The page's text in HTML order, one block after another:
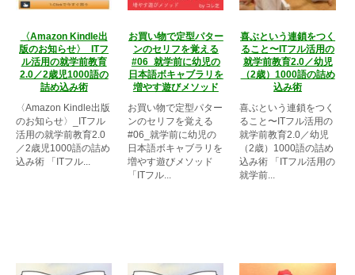
〈Amazon Kindle出
版のお知らせ〉_ITフ
ル活用の就学前教育
2.0／2歳児1000語の
詰め込み術
〈Amazon Kindle出版
のお知らせ〉_ITフル
活用の就学前教育2.0
／2歳児1000語の詰め
込み術 「ITフル...
お買い物で定型パター
ンのセリフを覚える
#06_就学前に幼児の
日本語ボキャブラリを
増やす遊びメソッド
お買い物で定型パター
ンのセリフを覚える
#06_就学前に幼児の
日本語ボキャブラリを
増やす遊びメソッド
「ITフル...
喜ぶという連鎖をつく
ること〜ITフル活用の
就学前教育2.0／幼児
（2歳）1000語の詰め
込み術
喜ぶという連鎖をつく
ること〜ITフル活用の
就学前教育2.0／幼児
（2歳）1000語の詰め
込み術 「ITフル活用の
就学前...